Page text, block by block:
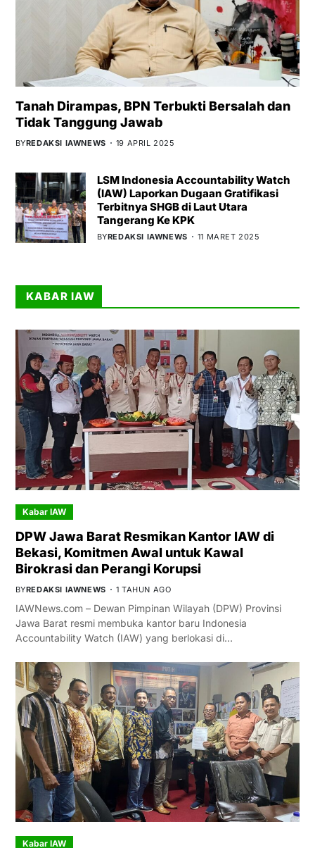
Tanah Dirampas, BPN Terbukti Bersalah dan
Tidak Tanggung Jawab
BYREDAKSI IAWNEWS 19 APRIL 2025
LSM Indonesia Accountability Watch
(IAW) Laporkan Dugaan Gratifikasi
Terbitnya SHGB di Laut Utara
Tangerang Ke KPK
BYREDAKSI IAWNEWS 11 MARET 2025
KABAR IAW
Kabar IAW
DPW Jawa Barat Resmikan Kantor IAW di
Bekasi, Komitmen Awal untuk Kawal
Birokrasi dan Perangi Korupsi
BYREDAKSI IAWNEWS 1 TAHUN AGO
IAWNews.com – Dewan Pimpinan Wilayah (DPW) Provinsi
Jawa Barat resmi membuka kantor baru Indonesia
Accountability Watch (IAW) yang berlokasi di…
Kabar IAW